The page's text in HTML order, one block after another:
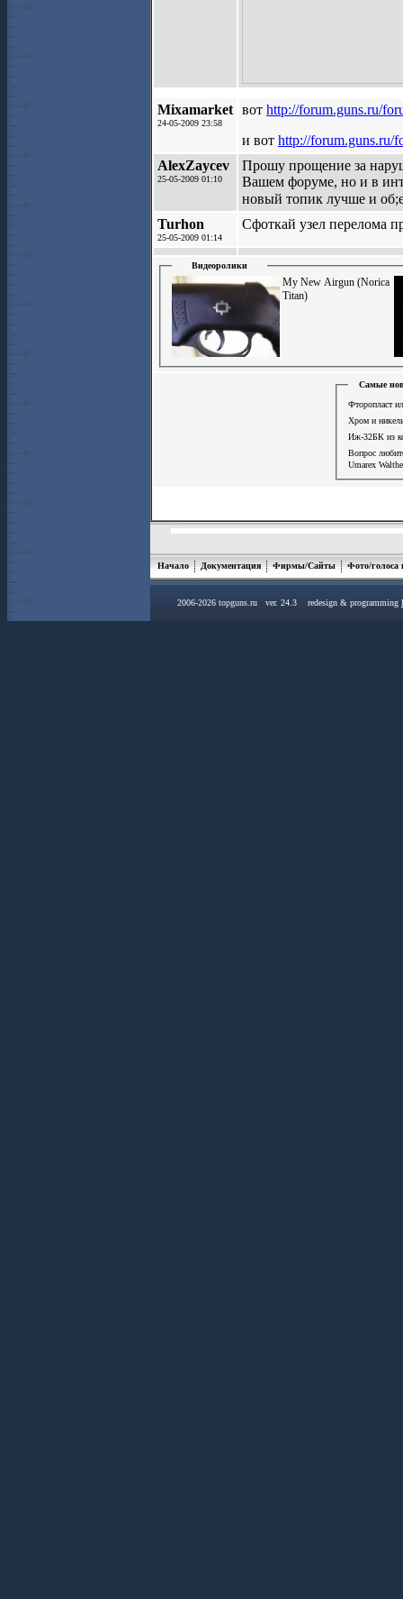
Mixamarket
24-05-2009 23:58
вот http://forum.guns.ru/
и вот http://forum.guns.ru/
AlexZaycev
25-05-2009 01:10
Прошу прощение за
Вашем форуме, но и в
новый топик лучше и
Turhon
25-05-2009 01:14
Сфоткай узел перелома
Видеоролики
My New Airgun (Norica
Titan)
Самые
Фторопласт
Хром и
Иж-32БК из
Вопрос
Umarex
Начало Документация Фирмы/Сайты Фото/голоса
2006-2026 topguns.ru ver. 24.3 redesign & programming